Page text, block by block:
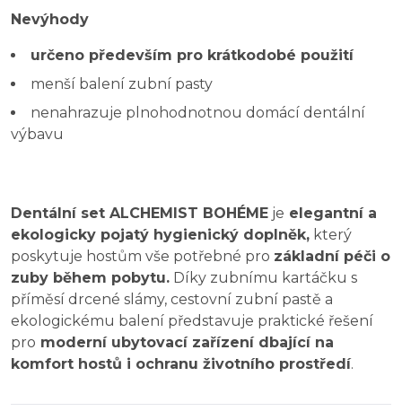
Nevýhody
určeno především pro krátkodobé použití
menší balení zubní pasty
nenahrazuje plnohodnotnou domácí dentální
výbavu
Dentální set ALCHEMIST BOHÉME je elegantní a
ekologicky pojatý hygienický doplněk, který
poskytuje hostům vše potřebné pro základní péči o
zuby během pobytu. Díky zubnímu kartáčku s
příměsí drcené slámy, cestovní zubní pastě a
ekologickému balení představuje praktické řešení
pro moderní ubytovací zařízení dbající na
komfort hostů i ochranu životního prostředí.